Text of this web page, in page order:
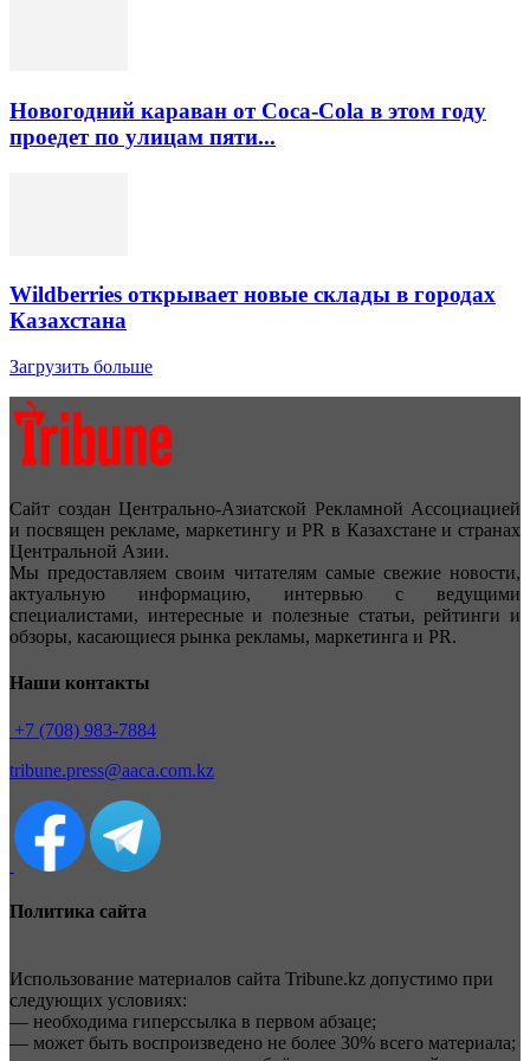
Новогодний караван от Coca-Cola в этом году
проедет по улицам пяти...
Wildberries открывает новые склады в городах
Казахстана
Загрузить больше
Сайт создан Центрально-Азиатской Рекламной Ассоциацией
и посвящен рекламе, маркетингу и PR в Казахстане и странах
Центральной Азии.
Мы предоставляем своим читателям самые свежие новости,
актуальную информацию, интервью с ведущими
специалистами, интересные и полезные статьи, рейтинги и
обзоры, касающиеся рынка рекламы, маркетинга и PR.
Наши контакты
+7 (708) 983-7884
tribune.press@aaca.com.kz
Политика сайта
Использование материалов сайта Tribune.kz допустимо при
следующих условиях:
— необходима гиперссылка в первом абзаце;
— может быть воспроизведено не более 30% всего материала;